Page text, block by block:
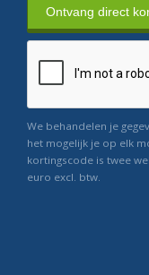
Ontvang direct
We behandelen je
het mogelijk je op elk
kortingscode is twee
euro excl. btw.